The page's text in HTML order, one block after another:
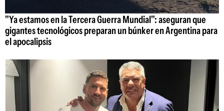
"Ya estamos en la Tercera Guerra Mundial": aseguran que
gigantes tecnológicos preparan un búnker en Argentina para
el apocalipsis